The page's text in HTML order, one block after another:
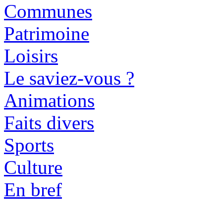
Communes
Patrimoine
Loisirs
Le saviez-vous ?
Animations
Faits divers
Sports
Culture
En bref